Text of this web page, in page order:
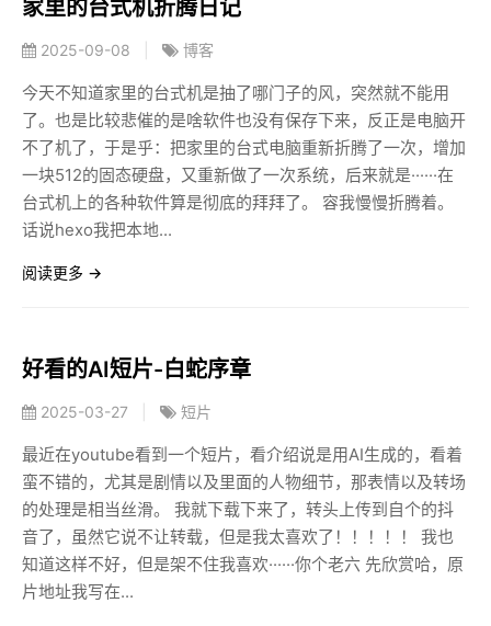
家里的台式机折腾日记
2025-09-08 博客
今天不知道家里的台式机是抽了哪门子的风，突然就不能用
了。也是比较悲催的是啥软件也没有保存下来，反正是电脑开
不了机了，于是乎：把家里的台式电脑重新折腾了一次，增加
一块512的固态硬盘，又重新做了一次系统，后来就是······在
台式机上的各种软件算是彻底的拜拜了。 容我慢慢折腾着。
话说hexo我把本地...
阅读更多 →
好看的AI短片-白蛇序章
2025-03-27 短片
最近在youtube看到一个短片，看介绍说是用AI生成的，看着
蛮不错的，尤其是剧情以及里面的人物细节，那表情以及转场
的处理是相当丝滑。 我就下载下来了，转头上传到自个的抖
音了，虽然它说不让转载，但是我太喜欢了！！！！！ 我也
知道这样不好，但是架不住我喜欢······你个老六 先欣赏哈，原
片地址我写在...